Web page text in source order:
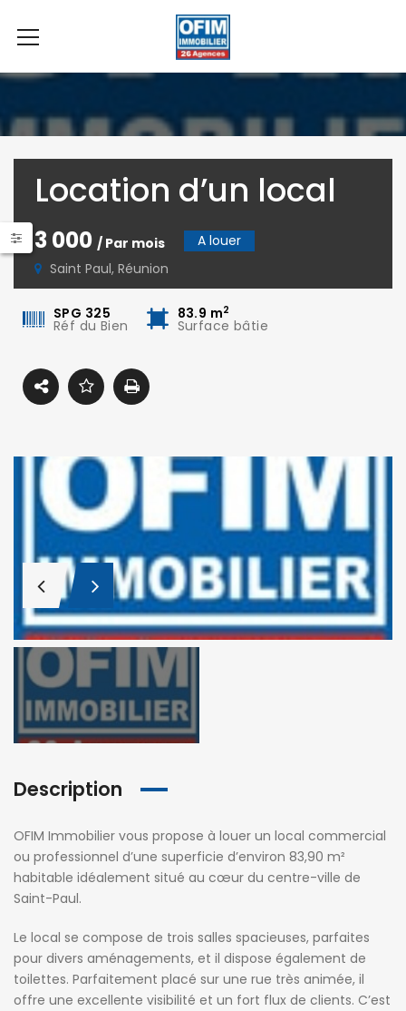
Location d’un local
commercial ou
professionnel au
cœur de Saint-Paul.
3 000 / Par mois
A louer
Saint Paul, Réunion
SPG 325
Réf du Bien
83.9 m2
Surface bâtie
Description
OFIM Immobilier vous propose à louer un local commercial
ou professionnel d’une superficie d’environ 83,90 m²
habitable idéalement situé au cœur du centre-ville de
Saint-Paul.
Le local se compose de trois salles spacieuses, parfaites
pour divers aménagements, et il dispose également de
toilettes. Parfaitement placé sur une rue très animée, il
offre une excellente visibilité et un fort flux de clients. C’est